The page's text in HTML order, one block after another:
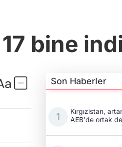
17 bine indi
Son Haberler
Kırgızistan,
AEB'de ortak